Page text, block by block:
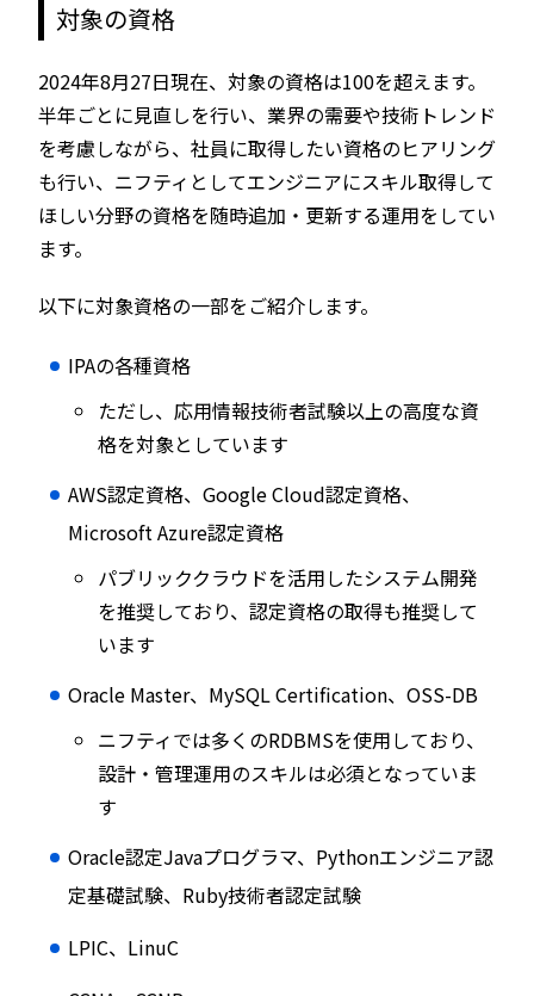
対象の資格
2024年8月27日現在、対象の資格は100を超えます。
半年ごとに見直しを行い、業界の需要や技術トレンド
を考慮しながら、社員に取得したい資格のヒアリング
も行い、ニフティとしてエンジニアにスキル取得して
ほしい分野の資格を随時追加・更新する運用をしてい
ます。
以下に対象資格の一部をご紹介します。
IPAの各種資格
ただし、応用情報技術者試験以上の高度な資
格を対象としています
AWS認定資格、Google Cloud認定資格、
Microsoft Azure認定資格
パブリッククラウドを活用したシステム開発
を推奨しており、認定資格の取得も推奨して
います
Oracle Master、MySQL Certification、OSS-DB
ニフティでは多くのRDBMSを使用しており、
設計・管理運用のスキルは必須となっていま
す
Oracle認定Javaプログラマ、Pythonエンジニア認
定基礎試験、Ruby技術者認定試験
LPIC、LinuC